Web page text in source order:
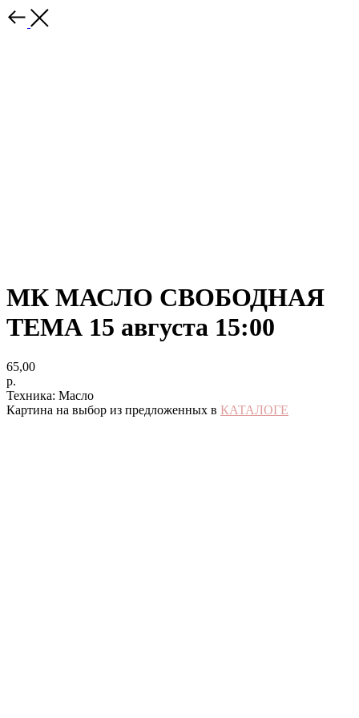
МК МАСЛО СВОБОДНАЯ
ТЕМА 15 августа 15:00
65,00
р.
Техника: Масло
Картина на выбор из предложенных в КАТАЛОГЕ